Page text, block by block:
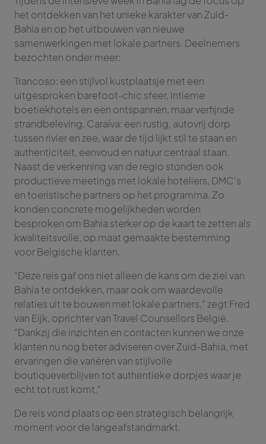
het ontdekken van het unieke karakter van Zuid-
Bahia en op het uitbouwen van nieuwe
samenwerkingen met lokale partners. Deelnemers
bezochten onder meer:
Trancoso: een stijlvol kustplaatsje met een
uitgesproken barefoot-chic sfeer, intieme
boetiekhotels en een ontspannen, maar verfijnde
strandbeleving. Caraíva: een rustig, autovrij dorp
tussen rivier en zee, waar de tijd lijkt stil te staan en
authenticiteit, eenvoud en natuur centraal staan.
Naast de verkenning van de regio stonden ook
productieve meetings met lokale hoteliers, DMC’s
en toeristische partners op het programma. Zo
konden concrete mogelijkheden worden
besproken om Bahia sterker op de kaart te zetten als
kwaliteitsvolle, op maat gemaakte bestemming
voor Belgische klanten.
“Deze reis gaf ons niet alleen de kans om de ziel van
Bahia te ontdekken, maar ook om waardevolle
relaties uit te bouwen met lokale partners,” zegt Fred
van Eijk, oprichter van Travel Counsellors België.
“Dankzij die inzichten en contacten kunnen we onze
klanten nu nog beter adviseren over Zuid-Bahia, met
ervaringen die variëren van stijlvolle
boutiqueverblijven tot authentieke dorpjes waar je
echt tot rust komt.”
De reis vond plaats op een strategisch belangrijk
moment voor de langeafstandmarkt.